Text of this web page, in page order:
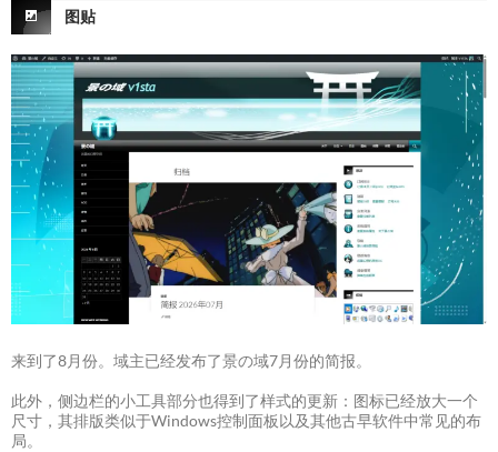
图贴
来到了8月份。域主已经发布了景の域7月份的简报。
此外，侧边栏的小工具部分也得到了样式的更新：图标已经放大一个
尺寸，其排版类似于Windows控制面板以及其他古早软件中常见的布
局。